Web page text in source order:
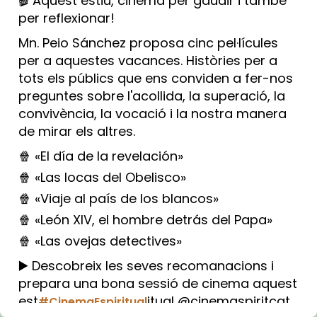
per reflexionar!
Mn. Peio Sánchez proposa cinc pel·lícules
per a aquestes vacances. Històries per a
tots els públics que ens conviden a fer-nos
preguntes sobre l'acollida, la superació, la
convivència, la vocació i la nostra manera
de mirar els altres.
🍿 «El día de la revelación»
🍿 «Las locas del Obelisco»
🍿 «Viaje al país de los blancos»
🍿 «León XIV, el hombre detrás del Papa»
🍿 «Las ovejas detectives»
▶️ Descobreix les seves recomanacions i
prepara una bona sessió de cinema aquest
est#CinemaEspiritualitual @cinemaspiritcat